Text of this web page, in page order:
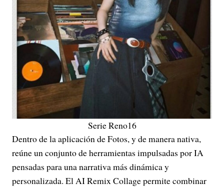
Serie Reno16
Dentro de la aplicación de Fotos, y de manera nativa,
reúne un conjunto de herramientas impulsadas por IA
pensadas para una narrativa más dinámica y
personalizada. El AI Remix Collage permite combinar